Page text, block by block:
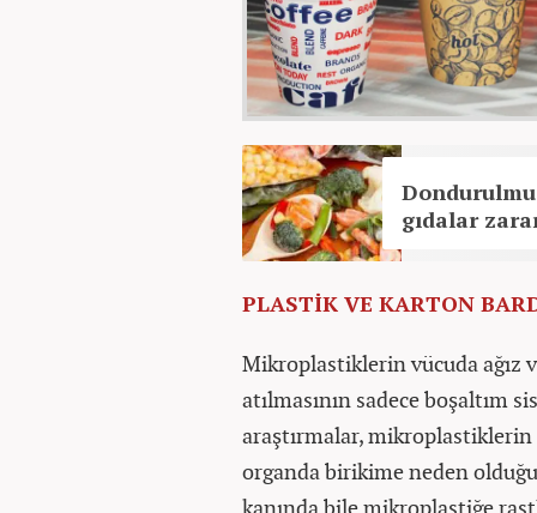
gıdalar
PLASTİK VE KARTON
Mikroplastiklerin vücuda ağız
atılmasının sadece boşaltım
araştırmalar, mikroplastiklerin
organda birikime neden